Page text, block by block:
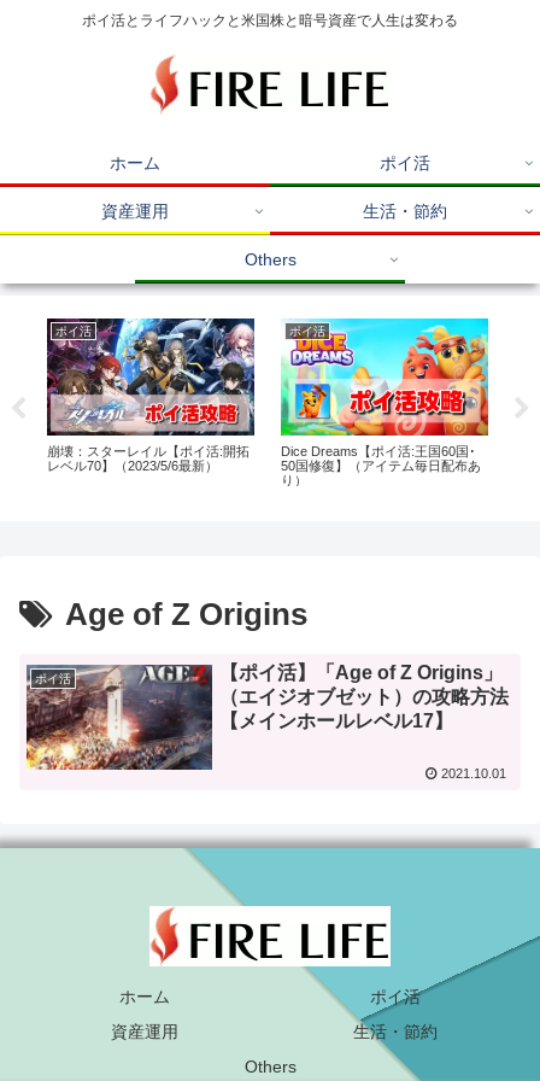
ポイ活とライフハックと米国株と暗号資産で人生は変わる
ホーム ポイ活
資産運用 生活・節約
Others
ポイ活
崩壊：スターレイル【ポイ活:開拓
レベル70】（2023/5/6最新）
ポイ活
Dice Dreams【ポイ活:王国60国･
50国修復】（アイテム毎日配布あ
り）
Age of Z Origins
ポイ活
【ポイ活】「Age of Z Origins」
（エイジオブゼット）の攻略方法
【メインホールレベル17】
2021.10.01
ホーム
ポイ活
資産運用
生活・節約
Others